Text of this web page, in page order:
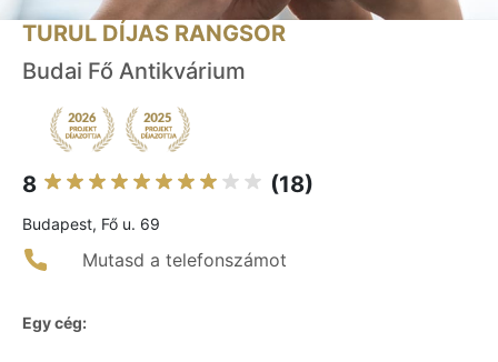
TURUL DÍJAS RANGSOR
Budai Fő Antikvárium
8 (18)
Budapest, Fő u. 69
Mutasd a telefonszámot
Egy cég: